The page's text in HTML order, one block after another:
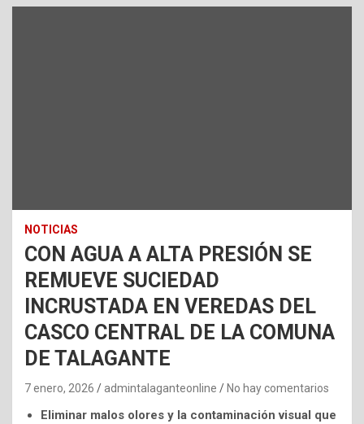
NOTICIAS
CON AGUA A ALTA PRESIÓN SE
REMUEVE SUCIEDAD
INCRUSTADA EN VEREDAS DEL
CASCO CENTRAL DE LA COMUNA
DE TALAGANTE
7 enero, 2026 admintalaganteonline No hay comentarios
Eliminar malos olores y la contaminación visual que